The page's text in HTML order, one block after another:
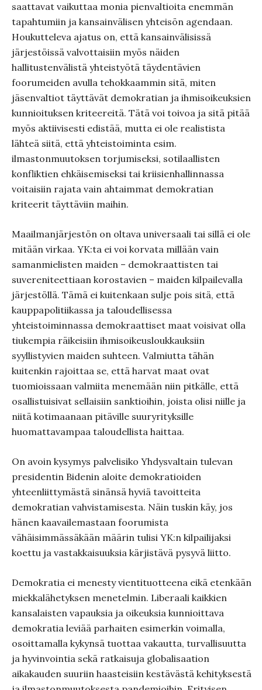
saattavat vaikuttaa monia pienvaltioita enemmän
tapahtumiin ja kansainvälisen yhteisön agendaan.
Houkutteleva ajatus on, että kansainvälisissä
järjestöissä valvottaisiin myös näiden
hallitustenvälistä yhteistyötä täydentävien
foorumeiden avulla tehokkaammin sitä, miten
jäsenvaltiot täyttävät demokratian ja ihmisoikeuksien
kunnioituksen kriteereitä. Tätä voi toivoa ja sitä pitää
myös aktiivisesti edistää, mutta ei ole realistista
lähteä siitä, että yhteistoiminta esim.
ilmastonmuutoksen torjumiseksi, sotilaallisten
konfliktien ehkäisemiseksi tai kriisienhallinnassa
voitaisiin rajata vain ahtaimmat demokratian
kriteerit täyttäviin maihin.
Maailmanjärjestön on oltava universaali tai sillä ei ole
mitään virkaa. YK:ta ei voi korvata millään vain
samanmielisten maiden – demokraattisten tai
suvereniteettiaan korostavien – maiden kilpailevalla
järjestöllä. Tämä ei kuitenkaan sulje pois sitä, että
kauppapolitiikassa ja taloudellisessa
yhteistoiminnassa demokraattiset maat voisivat olla
tiukempia räikeisiin ihmisoikeusloukkauksiin
syyllistyvien maiden suhteen. Valmiutta tähän
kuitenkin rajoittaa se, että harvat maat ovat
tuomioissaan valmiita menemään niin pitkälle, että
osallistuisivat sellaisiin sanktioihin, joista olisi niille ja
niitä kotimaanaan pitäville suuryrityksille
huomattavampaa taloudellista haittaa.
On avoin kysymys palvelisiko Yhdysvaltain tulevan
presidentin Bidenin aloite demokratioiden
yhteenliittymästä sinänsä hyviä tavoitteita
demokratian vahvistamisesta. Näin tuskin käy, jos
hänen kaavailemastaan foorumista
vähäisimmässäkään määrin tulisi YK:n kilpailijaksi
koettu ja vastakkaisuuksia kärjistävä pysyvä liitto.
Demokratia ei menesty vientituotteena eikä etenkään
miekkalähetyksen menetelmin. Liberaali kaikkien
kansalaisten vapauksia ja oikeuksia kunnioittava
demokratia leviää parhaiten esimerkin voimalla,
osoittamalla kykynsä tuottaa vakautta, turvallisuutta
ja hyvinvointia sekä ratkaisuja globalisaation
aikakauden suuriin haasteisiin kestävästä kehityksestä